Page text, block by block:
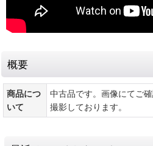
概要
商品につ
いて
中古品です。画像にてご
撮影しております。